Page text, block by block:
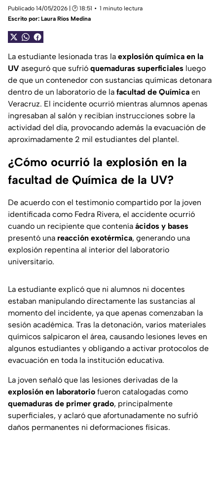
Publicado 14/05/2026 | 🕑 18:51
1 minuto lectura
Escrito por: Laura Ríos Medina
La estudiante lesionada tras la explosión química en la
UV aseguró que sufrió quemaduras superficiales luego
de que un contenedor con sustancias químicas detonara
dentro de un laboratorio de la facultad de Química en
Veracruz. El incidente ocurrió mientras alumnos apenas
ingresaban al salón y recibían instrucciones sobre la
actividad del día, provocando además la evacuación de
aproximadamente 2 mil estudiantes del plantel.
¿Cómo ocurrió la explosión en la
facultad de Química de la UV?
De acuerdo con el testimonio compartido por la joven
identificada como Fedra Rivera, el accidente ocurrió
cuando un recipiente que contenía ácidos y bases
presentó una reacción exotérmica, generando una
explosión repentina al interior del laboratorio
universitario.
La estudiante explicó que ni alumnos ni docentes
estaban manipulando directamente las sustancias al
momento del incidente, ya que apenas comenzaban la
sesión académica. Tras la detonación, varios materiales
químicos salpicaron el área, causando lesiones leves en
algunos estudiantes y obligando a activar protocolos de
evacuación en toda la institución educativa.
La joven señaló que las lesiones derivadas de la
explosión en laboratorio fueron catalogadas como
quemaduras de primer grado, principalmente
superficiales, y aclaró que afortunadamente no sufrió
daños permanentes ni deformaciones físicas.